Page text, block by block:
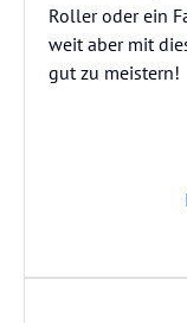
Roller oder ein
weit aber mit
gut zu meistern!